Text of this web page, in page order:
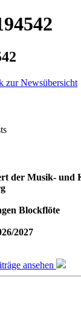
zur Newsübersicht
der Musik- und
Blockflöte
2027
ansehen